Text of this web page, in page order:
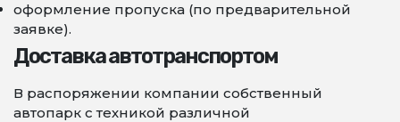
оформление пропуска (по предварительной
заявке).
Доставка автотранспортом
В распоряжении компании собственный
автопарк с техникой различной